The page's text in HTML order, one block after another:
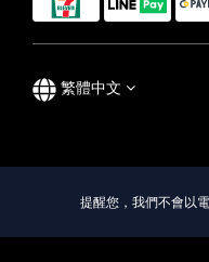
繁體中文
提醒您，我們不會以